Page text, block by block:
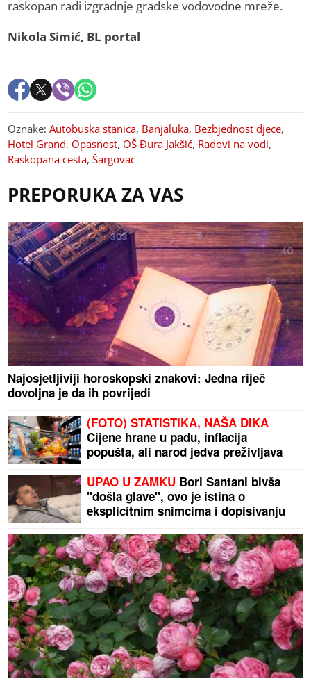
raskopan radi izgradnje gradske vodovodne mreže.
Nikola Simić, BL portal
Oznake:Autobuska stanica, Banjaluka, Bezbjednost djece,
Hotel Grand, Opasnost, OŠ Đura Jakšić, Radovi na vodi,
Raskopana cesta,Šargovac
PREPORUKA ZA VAS
Najosjetljiviji horoskopski znakovi: Jedna riječ
dovoljna je da ih povrijedi
(FOTO) STATISTIKA, NAŠA DIKA
Cijene hrane u padu, inflacija
popušta, ali narod jedva preživljava
UPAO U ZAMKU Bori Santani bivša
"došla glave", ovo je istina o
eksplicitnim snimcima i dopisivanju